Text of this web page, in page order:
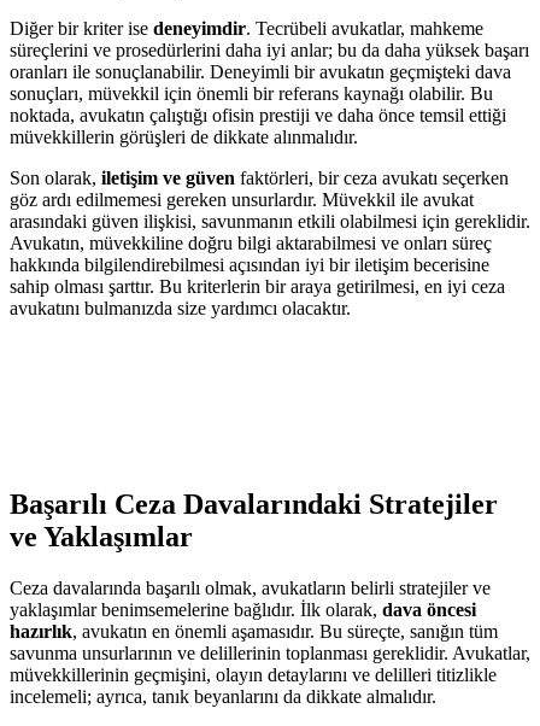
Diğer bir kriter ise deneyimdir. Tecrübeli avukatlar, mahkeme
süreçlerini ve prosedürlerini daha iyi anlar; bu da daha yüksek başarı
oranları ile sonuçlanabilir. Deneyimli bir avukatın geçmişteki dava
sonuçları, müvekkil için önemli bir referans kaynağı olabilir. Bu
noktada, avukatın çalıştığı ofisin prestiji ve daha önce temsil ettiği
müvekkillerin görüşleri de dikkate alınmalıdır.
Son olarak, iletişim ve güven faktörleri, bir ceza avukatı seçerken
göz ardı edilmemesi gereken unsurlardır. Müvekkil ile avukat
arasındaki güven ilişkisi, savunmanın etkili olabilmesi için gereklidir.
Avukatın, müvekkiline doğru bilgi aktarabilmesi ve onları süreç
hakkında bilgilendirebilmesi açısından iyi bir iletişim becerisine
sahip olması şarttır. Bu kriterlerin bir araya getirilmesi, en iyi ceza
avukatını bulmanızda size yardımcı olacaktır.
Başarılı Ceza Davalarındaki Stratejiler
ve Yaklaşımlar
Ceza davalarında başarılı olmak, avukatların belirli stratejiler ve
yaklaşımlar benimsemelerine bağlıdır. İlk olarak, dava öncesi
hazırlık, avukatın en önemli aşamasıdır. Bu süreçte, sanığın tüm
savunma unsurlarının ve delillerinin toplanması gereklidir. Avukatlar,
müvekkillerinin geçmişini, olayın detaylarını ve delilleri titizlikle
incelemeli; ayrıca, tanık beyanlarını da dikkate almalıdır.